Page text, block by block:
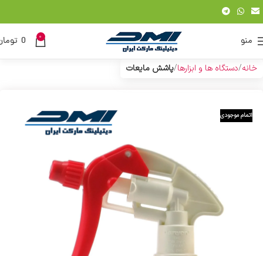
منو 0
0
خانه دستگاه ها و ابزارها پاشش مایعات
اتمام موجودی